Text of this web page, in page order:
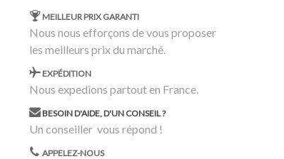
MEILLEUR PRIX GARANTI
Nous nous efforçons de vous proposer
les meilleurs prix du marché.
EXPÉDITION
Nous expedions partout en France.
BESOIN D'AIDE, D'UN CONSEIL ?
Un conseiller vous répond !
APPELEZ-NOUS